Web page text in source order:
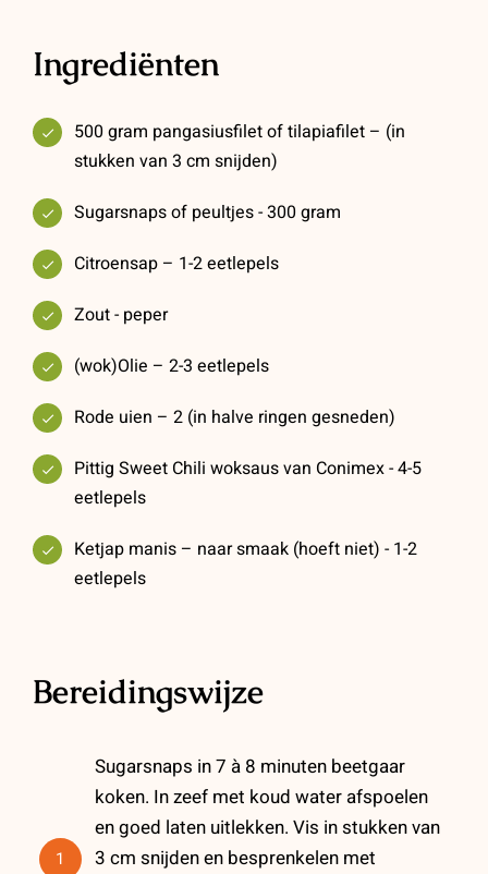
Ingrediënten
500 gram pangasiusfilet of tilapiafilet – (in
stukken van 3 cm snijden)
Sugarsnaps of peultjes - 300 gram
Citroensap – 1-2 eetlepels
Zout - peper
(wok)Olie – 2-3 eetlepels
Rode uien – 2 (in halve ringen gesneden)
Pittig Sweet Chili woksaus van Conimex - 4-5
eetlepels
Ketjap manis – naar smaak (hoeft niet) - 1-2
eetlepels
Bereidingswijze
1
Sugarsnaps in 7 à 8 minuten beetgaar
koken. In zeef met koud water afspoelen
en goed laten uitlekken. Vis in stukken van
3 cm snijden en besprenkelen met